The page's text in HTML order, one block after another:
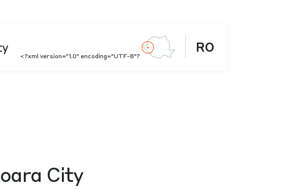
<?xml version="1.0" encoding="UTF-8"?
RO
City